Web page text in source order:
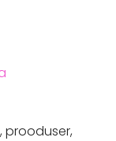
prooduser,